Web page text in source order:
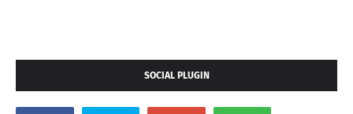
SOCIAL PLUGIN